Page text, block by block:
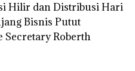
Hilir dan Distribusi Hari
Bisnis Putut
Secretary Roberth